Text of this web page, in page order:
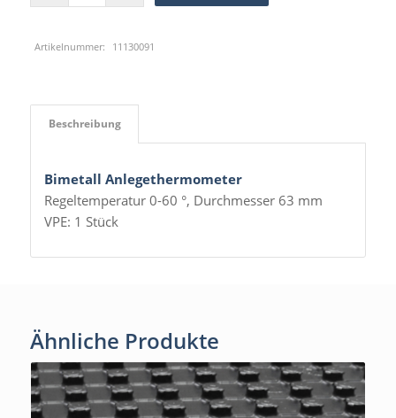
Artikelnummer: 11130091
Beschreibung
Bimetall Anlegethermometer
Regeltemperatur 0-60 °, Durchmesser 63 mm
VPE: 1 Stück
Ähnliche Produkte